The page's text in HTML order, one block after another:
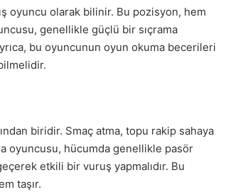
oyuncu olarak bilinir. Bu pozisyon, hem
genellikle güçlü bir sıçrama
bu oyuncunun oyun okuma becerileri
biridir. Smaç atma, topu rakip sahaya
oyuncusu, hücumda genellikle pasör
etkili bir vuruş yapmalıdır. Bu
taşır.